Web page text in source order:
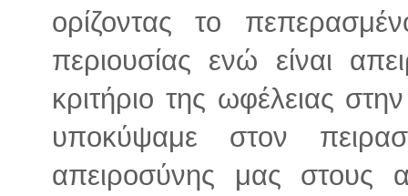
ορίζοντας το
περιουσίας ενώ είναι
κριτήριο της ωφέλειας
υποκύψαμε στον
απειροσύνης μας στους